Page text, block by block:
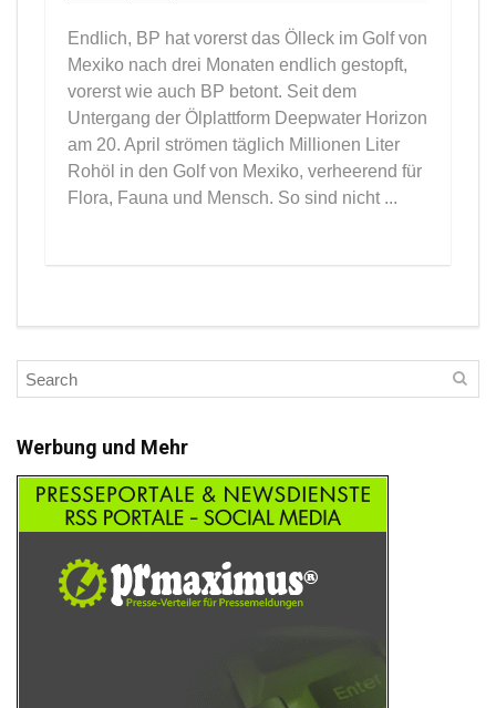
Endlich, BP hat vorerst das Ölleck im Golf von
Mexiko nach drei Monaten endlich gestopft,
vorerst wie auch BP betont. Seit dem
Untergang der Ölplattform Deepwater Horizon
am 20. April strömen täglich Millionen Liter
Rohöl in den Golf von Mexiko, verheerend für
Flora, Fauna und Mensch. So sind nicht ...
Werbung und Mehr